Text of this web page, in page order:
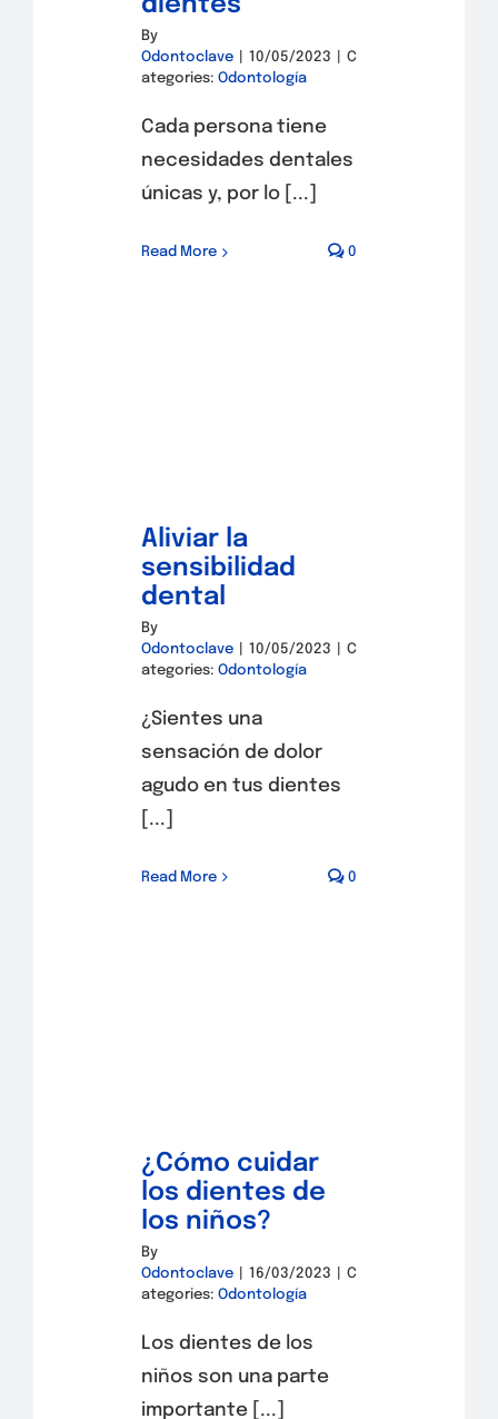
dientes
By
Odontoclave
10/05/2023
C
ategories: Odontología
Cada persona tiene
necesidades dentales
únicas y, por lo [...]
Read More 0
Aliviar la
sensibilidad
dental
By
Odontoclave
10/05/2023
C
ategories: Odontología
¿Sientes una
sensación de dolor
agudo en tus dientes
[...]
Read More 0
¿Cómo cuidar
los dientes de
los niños?
By
Odontoclave
16/03/2023
C
ategories: Odontología
Los dientes de los
niños son una parte
importante [...]